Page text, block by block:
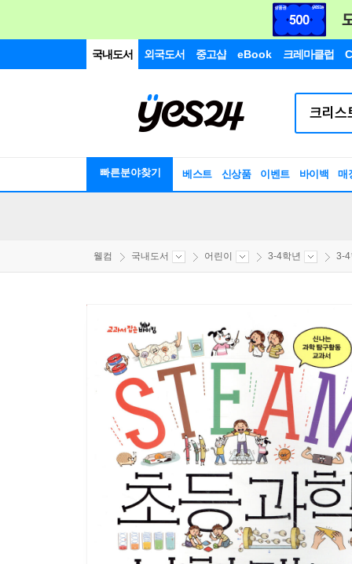
국내도서 외국도서 중고샵 eBook 크레마클럽
빠른분야찾기 베스트 신상품 이벤트 바이백 매
웰컴 국내도서 어린이 3-4학년 3-4